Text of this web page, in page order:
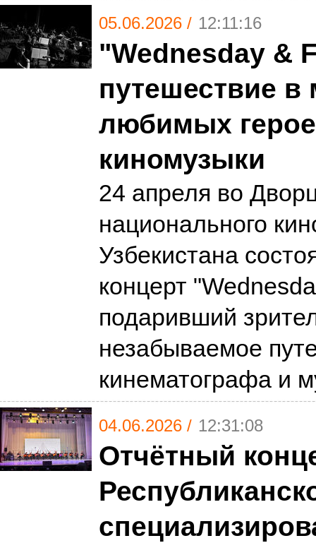
05.06.2026 / 12:11:16
"Wednesday &
путешествие в
любимых
киномузыки
24 апреля во
национального
Узбекистана
концерт
подаривший
незабываемое
кинематографа и
04.06.2026 / 12:31:08
Отчётный